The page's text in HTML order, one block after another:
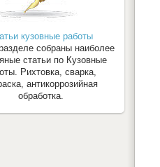
кузовные работы
собраны наиболее
статьи по Кузовные
Рихтовка, сварка,
антикоррозийная
обработка.